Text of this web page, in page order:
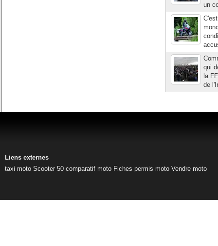
un
qui
la
de
Liens externes
taxi moto Scooter 50 comparatif moto Fiches permis moto Vendre moto